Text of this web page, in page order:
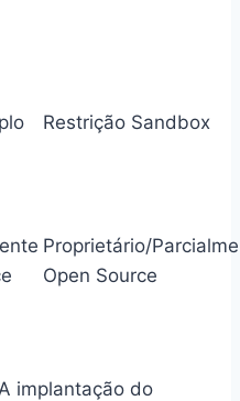
Restrição Sandbox
Proprietário/
Open Source
implantação do